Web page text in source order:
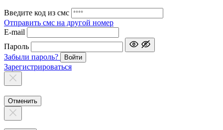
Введите код из смс
Отправить смс на другой номер
Е-mail
Пароль
Забыли пароль?
Войти
Зарегистрироваться
Отменить